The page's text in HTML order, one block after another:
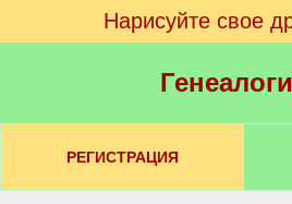
Нарисуйте свое
РЕГИСТРАЦИЯ